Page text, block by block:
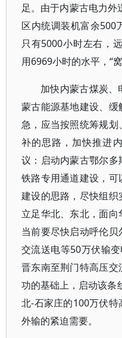
足。由于内蒙古电力
区内统调装机富余500
只有5000小时左右，
用6969小时的水平，“
加快内蒙古煤炭
蒙古能源基地建设、
急，应当按照统筹规
补的思路，加快推进
议：启动内蒙古鄂尔
铁路专用通道建设，
建设的思路，尽快组
立足华北、东北，面向
当前要尽快启动呼伦
交流送电等50万伏输
晋东南至荆门特高压
功的基础上，启动该条
北-石家庄的100万伏
外输的紧迫需要。